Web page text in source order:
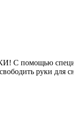
С помощью
руки для